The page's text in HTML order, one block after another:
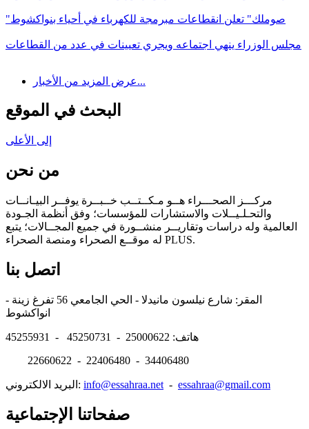
"صوملك" تعلن انقطاعات مبرمجة للكهرباء في أحياء بنواكشوط
مجلس الوزراء ينهي اجتماعه ويجري تعيينات في عدد من القطاعات
عرض المزيد من الأخبار...
البحث في الموقع
إلى الأعلى
من نحن
مركـــز الصحـــراء هــو مـكــتــب خــبــرة يوفــر البيـانــات
والتحـلـيــلات والاستشارات للمؤسسات؛ وفق أنظمة الجـودة
العالمية وله دراسات وتقاريــر منشــورة في جميع المجــالات؛ يتبع
له موقــع الصحراء ومنصة الصحراء PLUS.
اتصل بنا
المقر: شارع نيلسون مانيدلا - الحي الجامعي 56 تفرغ زينة -
هاتف: 25000622 - 45250731 - 45255931
22660622 - 22406480 - 34406480
البريد الالكتروني: info@essahraa.net - essahraa@gmail.com
صفحاتنا الإجتماعية